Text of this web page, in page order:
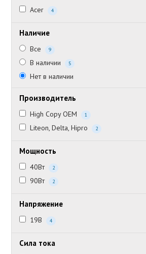
Acer 4
Наличие
Все 9
В наличии 5
Нет в наличии
Производитель
High Copy OEM 1
Liteon, Delta, Hipro 2
Мощность
40Вт 2
90Вт 2
Напряжение
19В 4
Сила тока